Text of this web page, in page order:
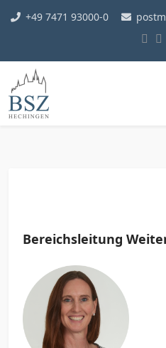
+49 7471 93000-0
Bereichsleitung